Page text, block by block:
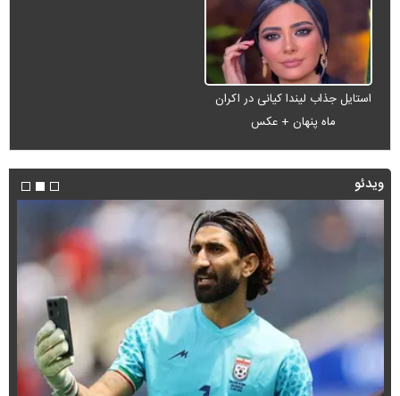
استایل جذاب لیندا کیانی در اکران
ماه پنهان + عکس
ویدئو